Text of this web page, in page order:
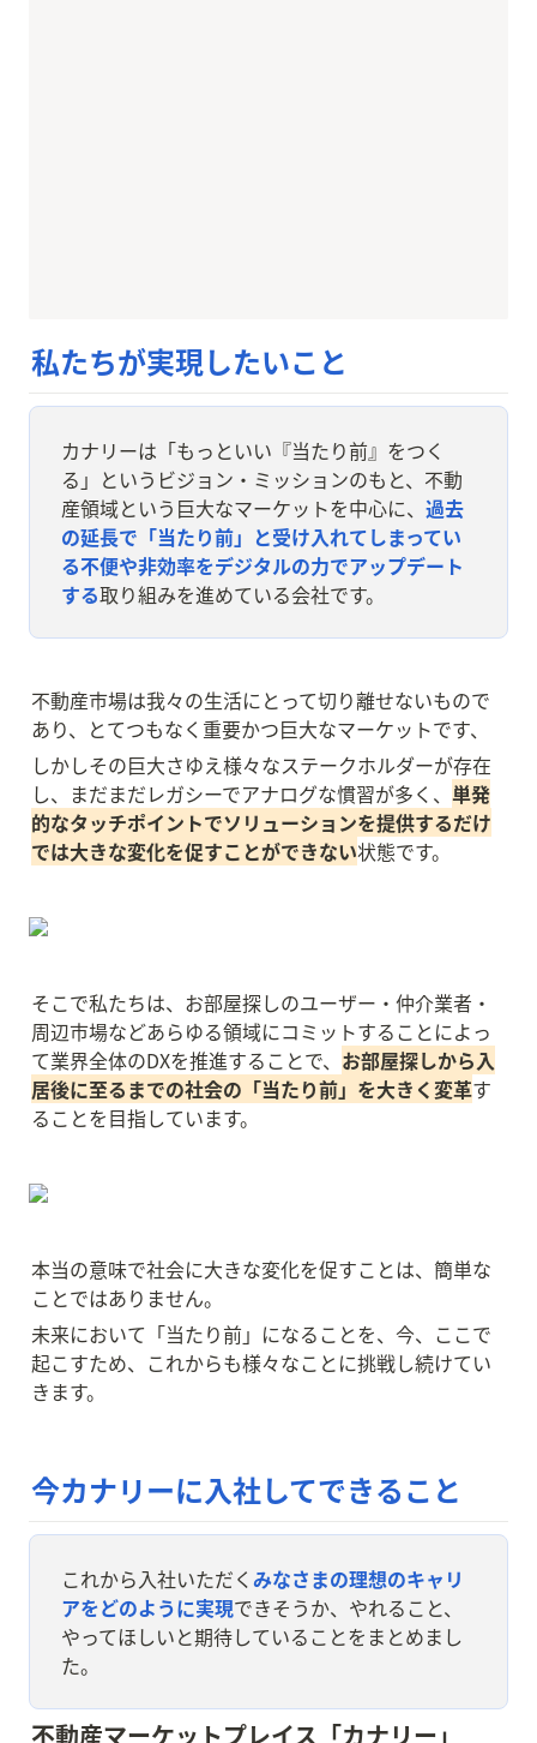
私たちが実現したいこと
カナリーは「もっといい『当たり前』をつく
る」というビジョン・ミッションのもと、不動
産領域という巨大なマーケットを中心に、 過去
の延長で「当たり前」と受け入れてしまってい
る不便や非効率をデジタルの力でアップデート
する取り組みを進めている会社です。
不動産市場は我々の生活にとって切り離せないもので
あり、とてつもなく重要かつ巨大なマーケットです、
しかしその巨大さゆえ様々なステークホルダーが存在
し、まだまだレガシーでアナログな慣習が多く、 単発
的なタッチポイントでソリューションを提供するだけ
では大きな変化を促すことができない状態です。
そこで私たちは、お部屋探しのユーザー・仲介業者・
周辺市場などあらゆる領域にコミットすることによっ
て業界全体のDXを推進することで、 お部屋探しから入
居後に至るまでの社会の「当たり前」を大きく変革す
ることを目指しています。
本当の意味で社会に大きな変化を促すことは、簡単な
ことではありません。
未来において「当たり前」になることを、今、ここで
起こすため、これからも様々なことに挑戦し続けてい
きます。
今カナリーに入社してできること
これから入社いただく みなさまの理想のキャリ
アをどのように実現できそうか、やれること、
やってほしいと期待していることをまとめまし
た。
不動産マーケットプレイス「カナリー」